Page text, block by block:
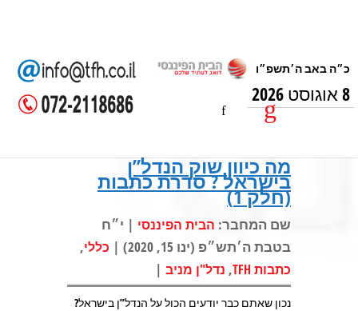
8 אוגוסט 2026
מה כיוון שוק הנדל”ן
בישראל ? סדרת כתבות
(חלק 1)
שם המחבר: הבית הפיננסי | י״ח
בטבת ה׳תש״פ (ינו 15, 2020) |
כללי,
כתבות TFH , נדל"ן מניב |
נכון שאתם כבר יודעים הכול על הנדל”ן בישראל?